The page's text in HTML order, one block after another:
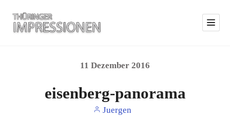
11 Dezember 2016
eisenberg-panorama
Juergen